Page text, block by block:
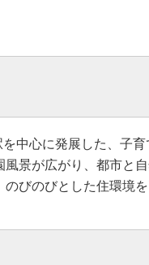
中心に発展した、子
景が広がり、都市と
びのびとした住環境